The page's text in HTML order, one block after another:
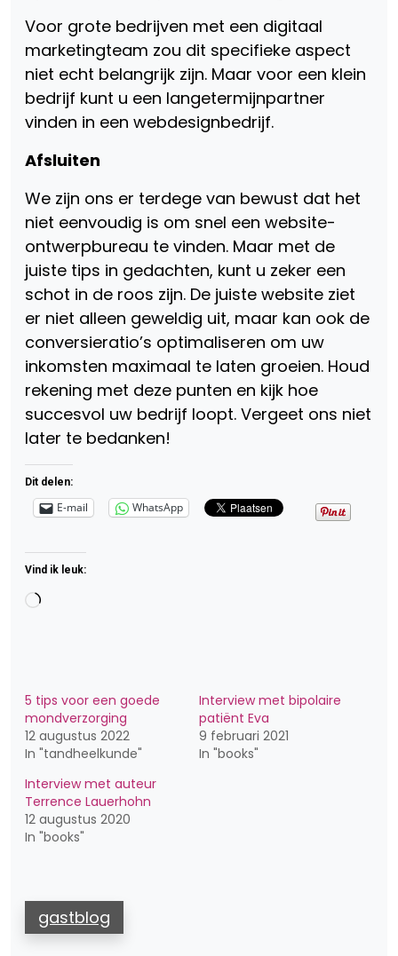
Voor grote bedrijven met een digitaal
marketingteam zou dit specifieke aspect
niet echt belangrijk zijn. Maar voor een klein
bedrijf kunt u een langetermijnpartner
vinden in een webdesignbedrijf.
Afsluiten
We zijn ons er terdege van bewust dat het
niet eenvoudig is om snel een website-
ontwerpbureau te vinden. Maar met de
juiste tips in gedachten, kunt u zeker een
schot in de roos zijn. De juiste website ziet
er niet alleen geweldig uit, maar kan ook de
conversieratio’s optimaliseren om uw
inkomsten maximaal te laten groeien. Houd
rekening met deze punten en kijk hoe
succesvol uw bedrijf loopt. Vergeet ons niet
later te bedanken!
Dit delen:
E-mail WhatsApp
Vind ik leuk:
Aan
5 tips voor een goede
mondverzorging
12 augustus 2022
In "tandheelkunde"
Interview met bipolaire
patiënt Eva
9 februari 2021
In "books"
Interview met auteur
Terrence Lauerhohn
12 augustus 2020
In "books"
gastblog